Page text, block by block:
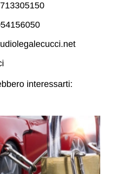
interessarti: